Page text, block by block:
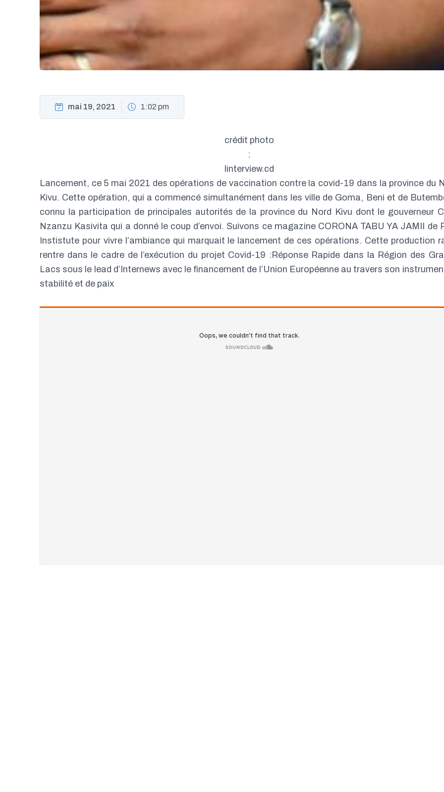
mai 19, 2021 1:02 pm
crédit photo
:
linterview.cd
Lancement, ce 5 mai 2021 des opérations de vaccination contre la covid-19 dans la province du
Kivu. Cette opération, qui a commencé simultanément dans les ville de Goma, Beni et de
connu la participation de principales autorités de la province du Nord Kivu dont le gouverneur
Nzanzu Kasivita qui a donné le coup d’envoi. Suivons ce magazine CORONA TABU YA JAMII de
Instistute pour vivre l’ambiance qui marquait le lancement de ces opérations. Cette production
rentre dans le cadre de l’exécution du projet Covid-19 :Réponse Rapide dans la Région des
Lacs sous le lead d’Internews avec le financement de l’Union Européenne au travers son
stabilité et de paix